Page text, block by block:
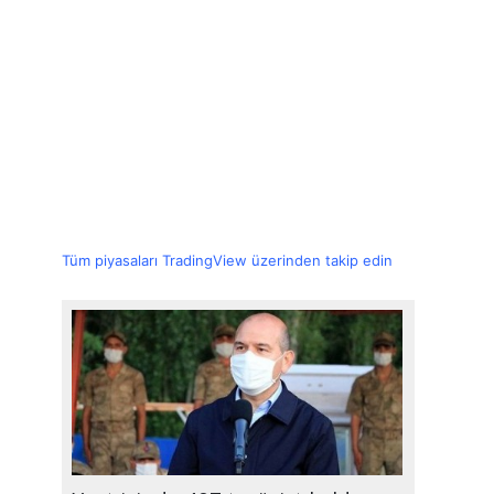
Tüm piyasaları TradingView üzerinden takip edin